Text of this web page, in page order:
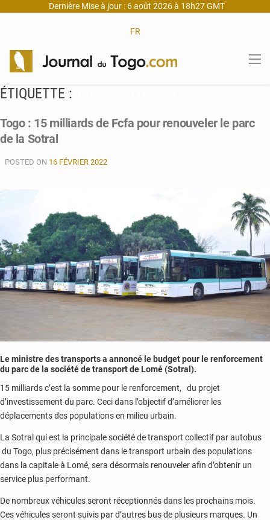
Dernière Mise à jour : 6 août 2026 à 18h27 GMT
FR
ÉTIQUETTE :
Togo : 15 milliards de Fcfa pour renouveler le parc
de la Sotral
POSTED ON 16 FÉVRIER 2022
Le ministre des transports a annoncé le budget pour le renforcement
du parc de la société de transport de Lomé (Sotral).
15 milliards c’est la somme pour le renforcement, du projet
d’investissement du parc. Ceci dans l’objectif d’améliorer les
déplacements des populations en milieu urbain.
La Sotral qui est la principale société de transport collectif par autobus
du Togo, plus précisément dans le transport urbain des populations
dans la capitale à Lomé, sera désormais renouveler afin d’obtenir un
service plus performant.
De nombreux véhicules seront réceptionnés dans les prochains mois.
Ces véhicules seront suivis par d’autres bus de plusieurs marques. Un